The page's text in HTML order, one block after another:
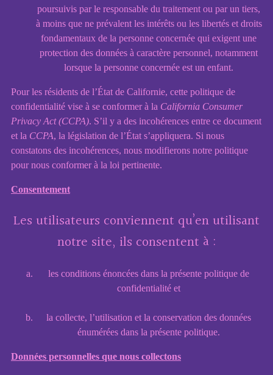
poursuivis par le responsable du traitement ou par un tiers,
à moins que ne prévalent les intérêts ou les libertés et droits
fondamentaux de la personne concernée qui exigent une
protection des données à caractère personnel, notamment
lorsque la personne concernée est un enfant.
Pour les résidents de l’État de Californie, cette politique de
confidentialité vise à se conformer à la California Consumer
Privacy Act (CCPA). S’il y a des incohérences entre ce document
et la CCPA, la législation de l’État s’appliquera. Si nous
constatons des incohérences, nous modifierons notre politique
pour nous conformer à la loi pertinente.
Consentement
Les utilisateurs conviennent qu’en utilisant
notre site, ils consentent à :
les conditions énoncées dans la présente politique de
confidentialité et
la collecte, l’utilisation et la conservation des données
énumérées dans la présente politique.
Données personnelles que nous collectons